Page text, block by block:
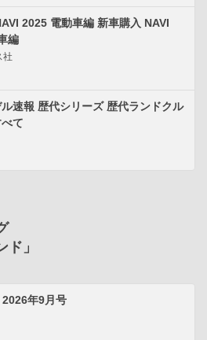
2025 電動車編 新車購入 NAVI
編
社
速報 歴代シリーズ 歴代ランドクル
て
ド」
年9月号